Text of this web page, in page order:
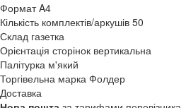
Формат A4
Кількість комплектів/аркушів 50
Склад газетка
Орієнтація сторінок вертикальна
Палітурка м'який
Торгівельна марка Фолдер
Доставка